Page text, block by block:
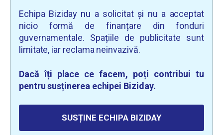
Echipa Biziday nu a solicitat și nu a acceptat
nicio formă de finanțare din fonduri
guvernamentale. Spațiile de publicitate sunt
limitate, iar reclama neinvazivă.
Dacă îți place ce facem, poți contribui tu
pentru susținerea echipei Biziday.
SUSȚINE ECHIPA BIZIDAY